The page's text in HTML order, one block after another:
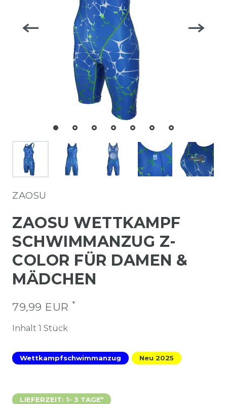
ZAOSU
ZAOSU WETTKAMPF
SCHWIMMANZUG Z-
COLOR FÜR DAMEN &
MÄDCHEN
79,99 EUR *
Inhalt 1 Stück
Wettkampfschwimmanzug Neu 2025
LIEFERZEIT: 1- 3 TAGE*